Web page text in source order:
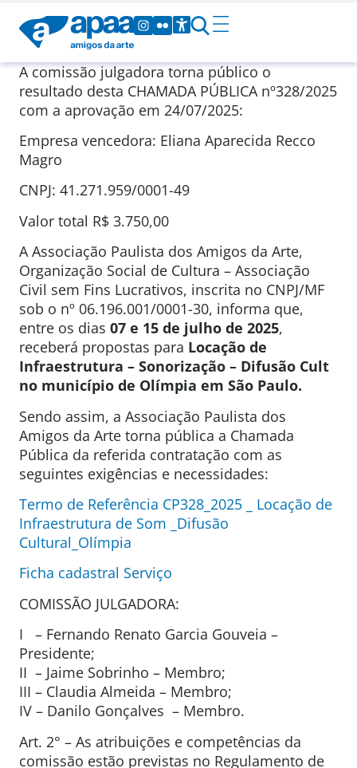
A comissão julgadora torna público o
resultado desta CHAMADA PÚBLICA nº328/2025
com a aprovação em 24/07/2025:
Empresa vencedora: Eliana Aparecida Recco
Magro
CNPJ: 41.271.959/0001-49
Valor total R$ 3.750,00
A Associação Paulista dos Amigos da Arte,
Organização Social de Cultura – Associação
Civil sem Fins Lucrativos, inscrita no CNPJ/MF
sob o nº 06.196.001/0001-30, informa que,
entre os dias 07 e 15 de julho de 2025,
receberá propostas para Locação de
Infraestrutura – Sonorização – Difusão Cult
no município de Olímpia em São Paulo.
Sendo assim, a Associação Paulista dos
Amigos da Arte torna pública a Chamada
Pública da referida contratação com as
seguintes exigências e necessidades:
Termo de Referência CP328_2025 _ Locação de
Infraestrutura de Som _Difusão
Cultural_Olímpia
Ficha cadastral Serviço
COMISSÃO JULGADORA:
I – Fernando Renato Garcia Gouveia –
Presidente;
II – Jaime Sobrinho – Membro;
III – Claudia Almeida – Membro;
IV – Danilo Gonçalves – Membro.
Art. 2° – As atribuições e competências da
comissão estão previstas no Regulamento de